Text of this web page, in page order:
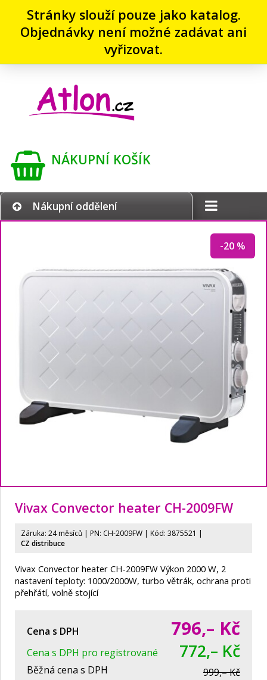
Stránky slouží pouze jako katalog.
Objednávky není možné zadávat ani
vyřizovat.
NÁKUPNÍ KOŠÍK
Nákupní oddělení
-20 %
Vivax Convector heater CH-2009FW
Záruka: 24 měsíců | PN: CH-2009FW | Kód: 3875521 |
CZ distribuce
Vivax Convector heater CH-2009FW Výkon 2000 W, 2
nastavení teploty: 1000/2000W, turbo větrák, ochrana proti
přehřátí, volně stojící
Cena s DPH 796,– Kč
Cena s DPH pro registrované 772,– Kč
Běžná cena s DPH
999,– Kč